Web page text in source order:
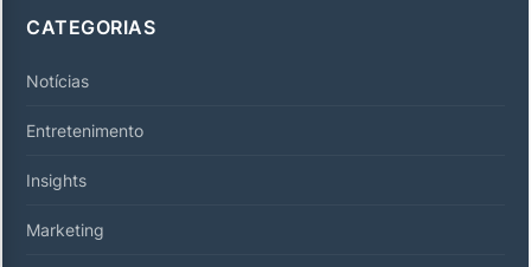
CATEGORIAS
Notícias
Entretenimento
Insights
Marketing